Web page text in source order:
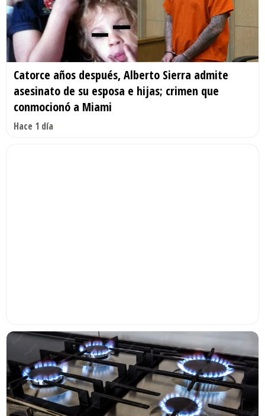
Catorce años después, Alberto Sierra admite
asesinato de su esposa e hijas; crimen que
conmocionó a Miami
Hace 1 día